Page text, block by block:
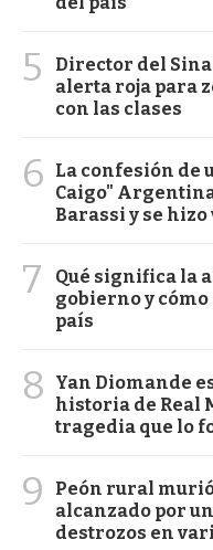
5
Director del
alerta roja para
con las clases
6
La confesión de
Caigo"
Barassi y se
7
Qué significa la
gobierno y cómo
país
8
Yan Diomande
historia de Real
tragedia que lo
9
Peón rural
alcanzado por
destrozos en